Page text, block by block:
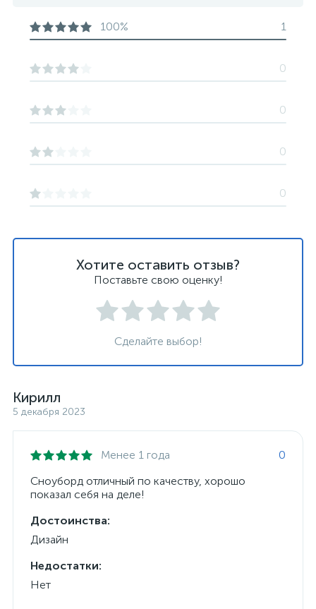
Хотите оставить отзыв?
Поставьте свою оценку!
Сделайте выбор!
Кирилл
5 декабря 2023
Менее 1 года
0
Сноуборд отличный по качеству, хорошо
показал себя на деле!
Достоинства:
Дизайн
Недостатки:
Нет
100% 1
0
0
0
0